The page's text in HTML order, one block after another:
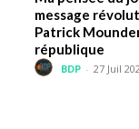
message
Patrick
république
BDP - 27 Juil